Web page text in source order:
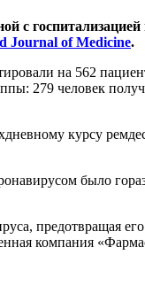
госпитализацией
Journal of Medicine.
на 562
279 человек
курсу
было
предотвращая
компания